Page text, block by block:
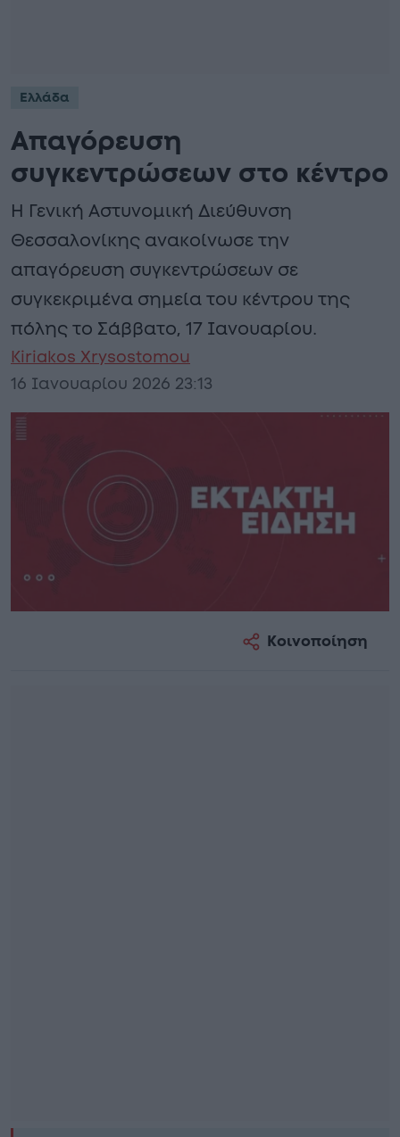
Ελλάδα
Απαγόρευση
συγκεντρώσεων στο κέντρο
Η Γενική Αστυνομική Διεύθυνση
Θεσσαλονίκης ανακοίνωσε την
απαγόρευση συγκεντρώσεων σε
συγκεκριμένα σημεία του κέντρου της
πόλης το Σάββατο, 17 Ιανουαρίου.
Kiriakos Xrysostomou
16 Ιανουαρίου 2026 23:13
Κοινοποίηση